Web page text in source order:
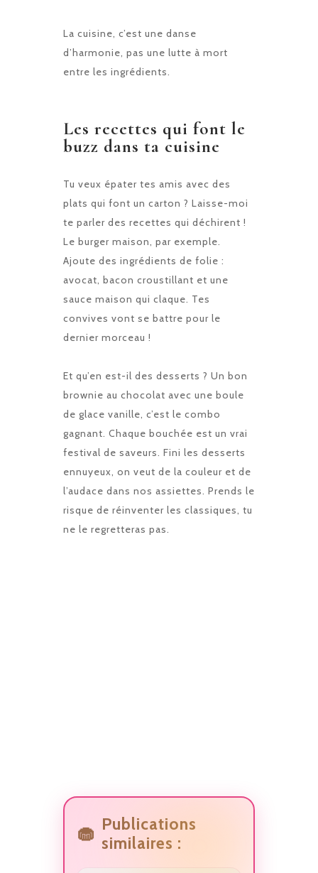
La cuisine, c’est une danse
d’harmonie, pas une lutte à mort
entre les ingrédients.
Les recettes qui font le
buzz dans ta cuisine
Tu veux épater tes amis avec des
plats qui font un carton ? Laisse-moi
te parler des recettes qui déchirent !
Le burger maison, par exemple.
Ajoute des ingrédients de folie :
avocat, bacon croustillant et une
sauce maison qui claque. Tes
convives vont se battre pour le
dernier morceau !
Et qu’en est-il des desserts ? Un bon
brownie au chocolat avec une boule
de glace vanille, c’est le combo
gagnant. Chaque bouchée est un vrai
festival de saveurs. Fini les desserts
ennuyeux, on veut de la couleur et de
l’audace dans nos assiettes. Prends le
risque de réinventer les classiques, tu
ne le regretteras pas.
Publications
similaires :